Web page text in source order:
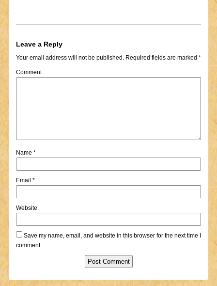
Leave a Reply
Your email address will not be published.Required fields are marked *
Comment
Name *
Email *
Website
Save my name, email, and website in this browser for the next time I
comment.